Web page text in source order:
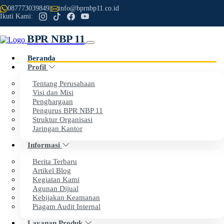
087773039849
info@bprnbp11.co.id
Ikuti Kami:
BPR NBP 11
Beranda
Profil
Tentang Perusahaan
Visi dan Misi
Penghargaan
Pengurus BPR NBP 11
Struktur Organisasi
Jaringan Kantor
Informasi
Berita Terbaru
Artikel Blog
Kegiatan Kami
Agunan Dijual
Kebijakan Keamanan
Piagam Audit Internal
PreviousNext
Selamat Datang di Website Resmi
PT BPR NBP 11
Dengan penuh rasa syukur, kami menyampaikan apresiasi
setinggi-tingginya kepada seluruh nasabah dan mitra kerja
atas kepercayaan dan dukungan yang telah diberikan
kepada BPR NBP 11.